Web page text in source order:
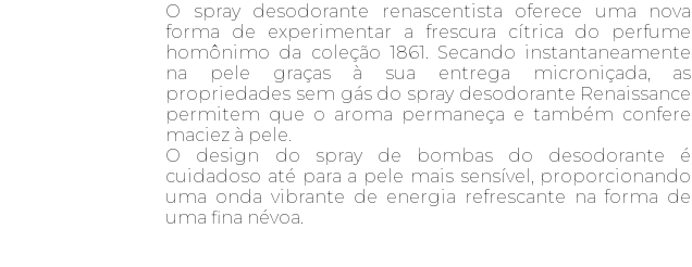
O spray desodorante renascentista oferece uma nova
forma de experimentar a frescura cítrica do perfume
homônimo da coleção 1861. Secando instantaneamente
na pele graças à sua entrega microniçada, as
propriedades sem gás do spray desodorante Renaissance
permitem que o aroma permaneça e também confere
maciez à pele.
O design do spray de bombas do desodorante é
cuidadoso até para a pele mais sensível, proporcionando
uma onda vibrante de energia refrescante na forma de
uma fina névoa.